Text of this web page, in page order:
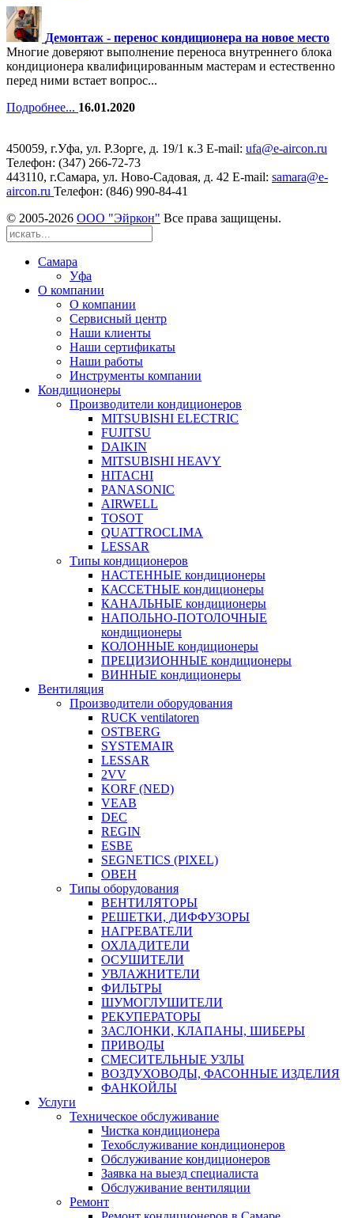
Демонтаж - перенос кондиционера на новое место
Многие доверяют выполнение переноса внутреннего блока
кондиционера квалифицированным мастерам и естественно
перед ними встает вопрос...
Подробнее... 16.01.2020
450059, г.Уфа, ул. Р.Зорге, д. 19/1 к.3 Е-mail: ufa@e-aircon.ru
Телефон: (347) 266-72-73
443110, г.Самара, ул. Ново-Садовая, д. 42 Е-mail: samara@e-
aircon.ru Телефон: (846) 990-84-41
© 2005-2026 ООО "Эйркон" Все права защищены.
Самара
Уфа
О компании
О компании
Сервисный центр
Наши клиенты
Наши сертификаты
Наши работы
Инструменты компании
Кондиционеры
Производители кондиционеров
MITSUBISHI ELECTRIC
FUJITSU
DAIKIN
MITSUBISHI HEAVY
HITACHI
PANASONIC
AIRWELL
TOSOT
QUATTROCLIMA
LESSAR
Типы кондиционеров
НАСТЕННЫЕ кондиционеры
КАССЕТНЫЕ кондиционеры
КАНАЛЬНЫЕ кондиционеры
НАПОЛЬНО-ПОТОЛОЧНЫЕ
кондиционеры
КОЛОННЫЕ кондиционеры
ПРЕЦИЗИОННЫЕ кондиционеры
ВИННЫЕ кондиционеры
Вентиляция
Производители оборудования
RUCK ventilatoren
OSTBERG
SYSTEMAIR
LESSAR
2VV
KORF (NED)
VEAB
DEC
REGIN
ESBE
SEGNETICS (PIXEL)
ОВЕН
Типы оборудования
ВЕНТИЛЯТОРЫ
РЕШЕТКИ, ДИФФУЗОРЫ
НАГРЕВАТЕЛИ
ОХЛАДИТЕЛИ
ОСУШИТЕЛИ
УВЛАЖНИТЕЛИ
ФИЛЬТРЫ
ШУМОГЛУШИТЕЛИ
РЕКУПЕРАТОРЫ
ЗАСЛОНКИ, КЛАПАНЫ, ШИБЕРЫ
ПРИВОДЫ
СМЕСИТЕЛЬНЫЕ УЗЛЫ
ВОЗДУХОВОДЫ, ФАСОННЫЕ ИЗДЕЛИЯ
ФАНКОЙЛЫ
Услуги
Техническое обслуживание
Чистка кондиционера
Техобслуживание кондиционеров
Обслуживание кондиционеров
Заявка на выезд специалиста
Обслуживание вентиляции
Ремонт